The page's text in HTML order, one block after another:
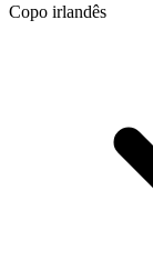
Copo irlandês